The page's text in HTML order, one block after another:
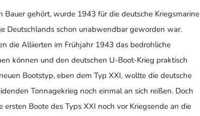
gehört, wurde 1943 für die deutsche Kriegsmarine
Deutschlands schon unabwendbar geworden war.
die Alliierten im Frühjahr 1943 das bedrohliche
können und den deutschen U-Boot-Krieg praktisch
Bootstyp, eben dem Typ XXI, wollte die deutsche
Tonnagekrieg noch einmal an sich reißen. Doch
Boote des Typs XXI noch vor Kriegsende an die